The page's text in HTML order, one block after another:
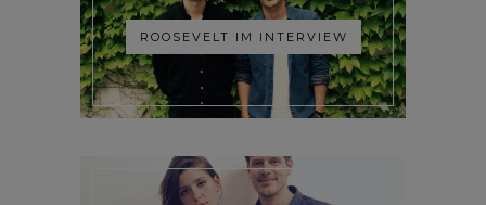
ROOSEVELT IM INTERVIEW